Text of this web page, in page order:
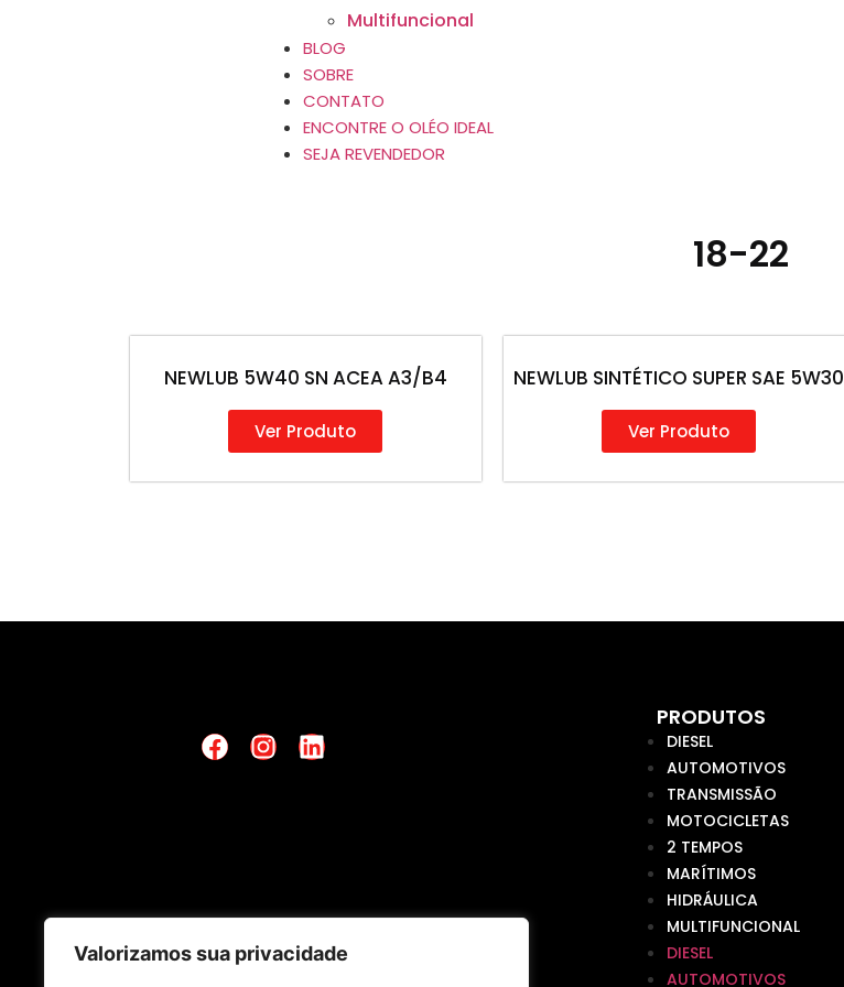
Valorizamos sua privacidade
Multifuncional
BLOG
SOBRE
CONTATO
ENCONTRE O OLÉO IDEAL
SEJA REVENDEDOR
18-22
NEWLUB 5W40 SN ACEA A3/B4
Ver Produto
NEWLUB SINTÉTICO SUPER SAE 5W30
Ver Produto
PRODUTOS
DIESEL
AUTOMOTIVOS
TRANSMISSÃO
MOTOCICLETAS
2 TEMPOS
MARÍTIMOS
HIDRÁULICA
MULTIFUNCIONAL
DIESEL
AUTOMOTIVOS